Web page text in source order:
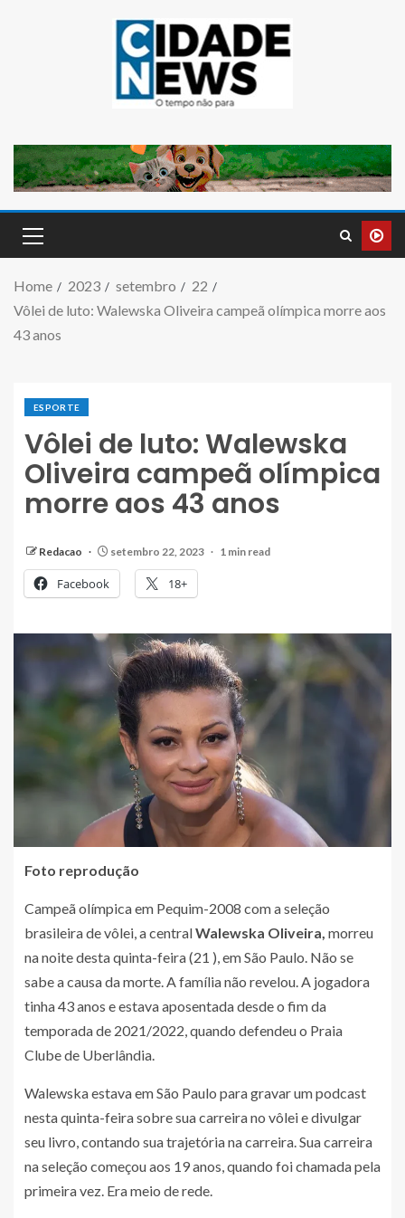
Home 2023 setembro
22
Vôlei de luto: Walewska Oliveira campeã olímpica morre aos
43 anos
ESPORTE
Vôlei de luto: Walewska
Oliveira campeã olímpica
morre aos 43 anos
Redacao setembro 22, 2023 1 min read
Facebook 18+
Foto reprodução
Campeã olímpica em Pequim-2008 com a seleção
brasileira de vôlei, a centralWalewska Oliveira, morreu
na noite desta quinta-feira (21 ), em São Paulo. Não se
sabe a causa da morte. A família não revelou. A jogadora
tinha 43 anos e estava aposentada desde o fim da
temporada de 2021/2022, quando defendeu o Praia
Clube de Uberlândia.
Walewska estava em São Paulo para gravar um podcast
nesta quinta-feira sobre sua carreira no vôlei e divulgar
seu livro, contando sua trajetória na carreira. Sua carreira
na seleção começou aos 19 anos, quando foi chamada pela
primeira vez. Era meio de rede.